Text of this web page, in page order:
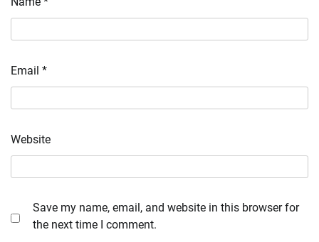
Email *
Website
Save my name, email, and website in this browser for
the next time I comment.